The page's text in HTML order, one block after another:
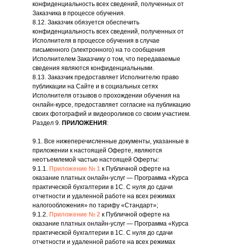
конфиденциальность всех сведений, полученных от
Заказчика в процессе обучения.
8.12. Заказчик обязуется обеспечить
конфиденциальность всех сведений, полученных от
Исполнителя в процессе обучения в случае
письменного (электронного) на то сообщения
Исполнителем Заказчику о том, что передаваемые
сведения являются конфиденциальными.
8.13. Заказчик предоставляет Исполнителю право
публикации на Сайте и в социальных сетях
Исполнителя отзывов о прохождении обучения на
онлайн-курсе, предоставляет согласие на публикацию
своих фотографий и видеороликов со своим участием.
Раздел 9. ПРИЛОЖЕНИЯ :
9.1. Все нижеперечисленные документы, указанные в
приложении к настоящей Оферте, являются
неотъемлемой частью настоящей Оферты:
9.1.1. Приложение № 1 к Публичной оферте на
оказание платных онлайн-услуг — Программа «Курса
практической бухгалтерии в 1С. С нуля до сдачи
отчетности и удаленной работе на всех режимах
налогообложения» по тарифу «Стандарт»;
9.1.2. Приложение № 2 к Публичной оферте на
оказание платных онлайн-услуг — Программа «Курса
практической бухгалтерии в 1С. С нуля до сдачи
отчетности и удаленной работе на всех режимах